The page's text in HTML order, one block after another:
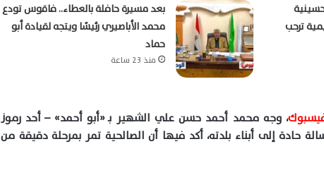
ترحب
بعد مسيرة حافلة بالعطاء.. فاقوس تودع
محمد الأباصيري رئيسًا ويتجه لقيادة أبو
حماد
منذ 23 ساعة
، وجه محمد أحمد حسن علي الشهير بـ«أبو أحمد» – أحد رموز
حادة إلى أبناء بلدته، أكد فيها أن الصالحية تمر بمرحلة دقيقة من